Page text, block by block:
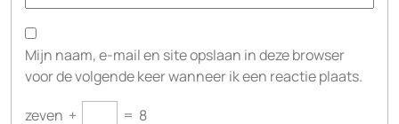
Mijn naam, e-mail en site opslaan in deze browser
voor de volgende keer wanneer ik een reactie plaats.
zeven + = 8